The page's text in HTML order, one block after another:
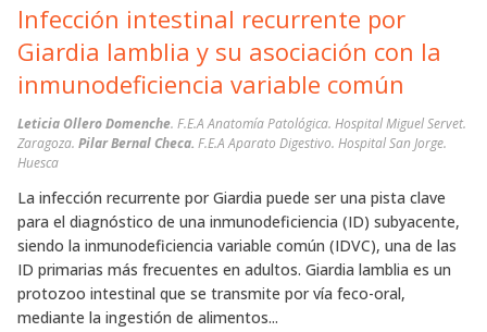
Infección intestinal recurrente por
Giardia lamblia y su asociación con la
inmunodeficiencia variable común
Leticia Ollero Domenche. F.E.A Anatomía Patológica. Hospital Miguel Servet.
Zaragoza. Pilar Bernal Checa. F.E.A Aparato Digestivo. Hospital San Jorge.
Huesca
La infección recurrente por Giardia puede ser una pista clave
para el diagnóstico de una inmunodeficiencia (ID) subyacente,
siendo la inmunodeficiencia variable común (IDVC), una de las
ID primarias más frecuentes en adultos. Giardia lamblia es un
protozoo intestinal que se transmite por vía feco-oral,
mediante la ingestión de alimentos...